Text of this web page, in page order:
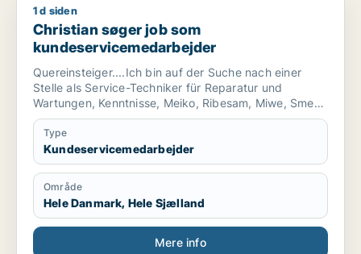
Christian søger job som kundeservicemedarbejder
1 d siden
Christian søger job som
kundeservicemedarbejder
Quereinsteiger....Ich bin auf der Suche nach einer
Stelle als Service-Techniker für Reparatur und
Wartungen, Kenntnisse, Meiko, Ribesam, Miwe, Smeg.
Reparaturen und Wartungen führen ich seit über 15
Jahren durch.
Type
Kundeservicemedarbejder
Område
Hele Danmark, Hele Sjælland
Mere info